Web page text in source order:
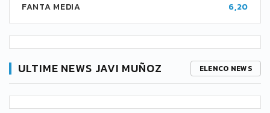
FANTA MEDIA 6,20
ULTIME NEWS JAVI MUÑOZ ELENCO NEWS